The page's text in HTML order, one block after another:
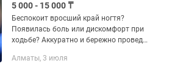
5 000 - 15 000 ₸
Беспокоит вросший край ногтя?
Появилась боль или дискомфорт при
ходьбе? Аккуратно и бережно проведут
боли и лишнего стресса. Работаю
Алматы, 3 июля